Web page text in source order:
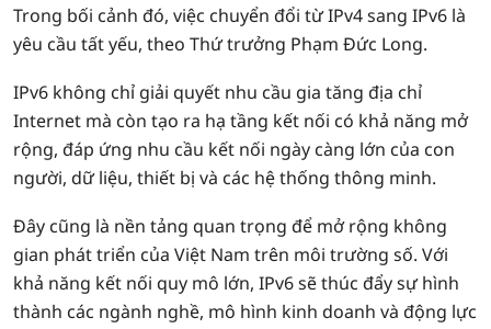
Trong bối cảnh đó, việc chuyển đổi từ IPv4 sang IPv6 là
yêu cầu tất yếu, theo Thứ trưởng Phạm Đức Long.
IPv6 không chỉ giải quyết nhu cầu gia tăng địa chỉ
Internet mà còn tạo ra hạ tầng kết nối có khả năng mở
rộng, đáp ứng nhu cầu kết nối ngày càng lớn của con
người, dữ liệu, thiết bị và các hệ thống thông minh.
Đây cũng là nền tảng quan trọng để mở rộng không
gian phát triển của Việt Nam trên môi trường số. Với
khả năng kết nối quy mô lớn, IPv6 sẽ thúc đẩy sự hình
thành các ngành nghề, mô hình kinh doanh và động lực